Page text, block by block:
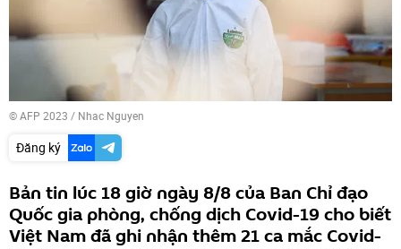
© AFP 2023 / Nhac Nguyen
Đăng ký
Bản tin lúc 18 giờ ngày 8/8 của Ban Chỉ đạo
Quốc gia phòng, chống dịch Covid-19 cho biết
Việt Nam đã ghi nhận thêm 21 ca mắc Covid-